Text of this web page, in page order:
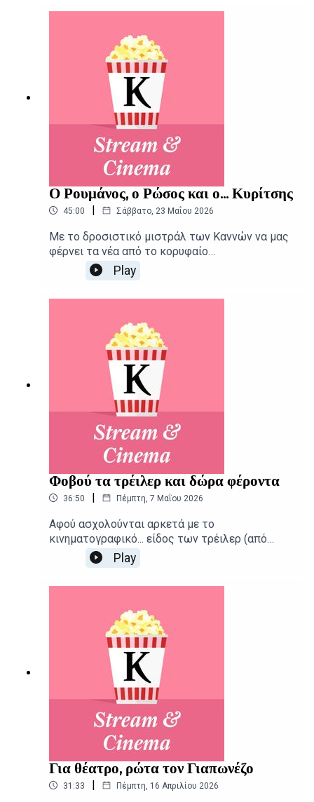
ΧαρμπήςΕπιμέλεια παραγωγής: Urbi Productions
Ο Ρουμάνος, ο Ρώσος και ο... Κυρίτσης
45:00 | Σάββατο, 23 Μαΐου 2026
Με το δροσιστικό μιστράλ των Καννών να μας
φέρνει τα νέα από το κορυφαίο
κινηματογραφικό φεστιβάλ, το Stream and
Cinema συστήνει ακόμα τις νέες ταινίες και
Αλεξάνδρα ΣκαράκηΕπιμέλεια παραγωγής: Urbi
Play
Φοβού τα τρέιλερ και δώρα φέροντα
36:50 | Πέμπτη, 7 Μαΐου 2026
Αφού ασχολούνται αρκετά με το
κινηματογραφικό... είδος των τρέιλερ (από
«Οδύσσεια μέχρι Μπέλα Ταρ) ο Αιμίλιος
Χαρμπής και ο Κωνσταντίνος Γεωργόπουλος
επιμέλεια - Παρουσίαση: Αιμίλιος
ΧαρμπήςΕπιμέλεια παραγωγής: Urbi Productions
Play
Για θέατρο, ρώτα τον Γιαπωνέζο
31:33 | Πέμπτη, 16 Απριλίου 2026